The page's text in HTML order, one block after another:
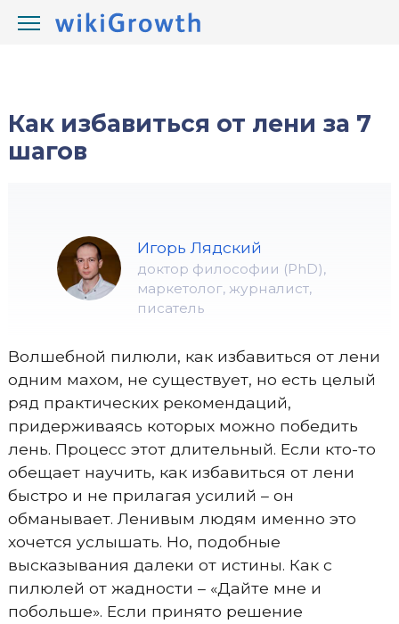
wikiGrowth.com / Жизнь / ничего не хочу
Как избавиться от лени за 7
шагов
Игорь Лядский
доктор философии (PhD),
маркетолог, журналист,
писатель
Волшебной пилюли, как избавиться от лени
одним махом, не существует, но есть целый
ряд практических рекомендаций,
придерживаясь которых можно победить
лень. Процесс этот длительный. Если кто-то
обещает научить, как избавиться от лени
быстро и не прилагая усилий – он
обманывает. Ленивым людям именно это
хочется услышать. Но, подобные
высказывания далеки от истины. Как с
пилюлей от жадности – «Дайте мне и
побольше». Если принято решение